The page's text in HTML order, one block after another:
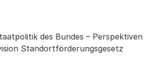
des Bundes – Perspektiven
Standortförderungsgesetz